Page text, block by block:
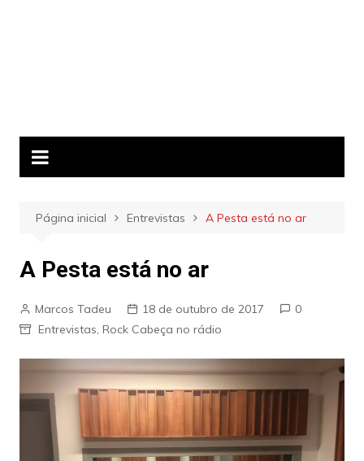
Página inicial Entrevistas A Pesta está no ar
A Pesta está no ar
Marcos Tadeu 18 de outubro de 2017
0
Entrevistas, Rock Cabeça no rádio